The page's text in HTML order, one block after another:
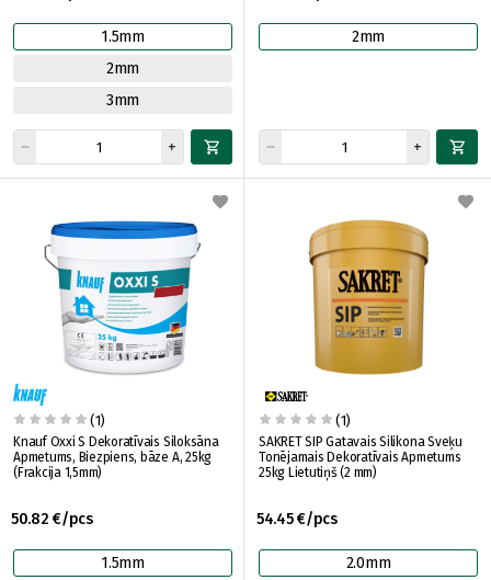
1.5mm
2mm
3mm
2mm
(1)
Knauf Oxxi S Dekoratīvais Siloksāna
Apmetums, Biezpiens, bāze A, 25kg
(Frakcija 1,5mm)
50.82 €/pcs
1.5mm
(1)
SAKRET SIP Gatavais Silikona Sveķu
Tonējamais Dekoratīvais Apmetums
25kg Lietutiņš (2 mm)
54.45 €/pcs
2.0mm